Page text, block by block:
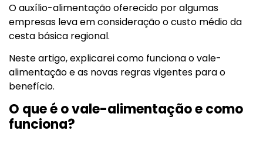
O auxílio-alimentação oferecido por algumas
empresas leva em consideração o custo médio da
cesta básica regional.
Neste artigo, explicarei como funciona o vale-
alimentação e as novas regras vigentes para o
benefício.
O que é o vale-alimentação e como
funciona?